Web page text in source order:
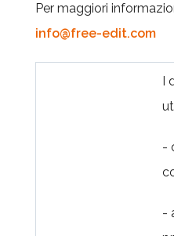
Per maggiori
info@free-edit.com
I
-
-